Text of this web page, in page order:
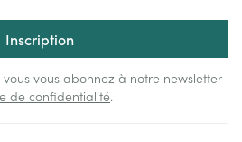
Inscription
vous abonnez à notre newsletter
de confidentialité.